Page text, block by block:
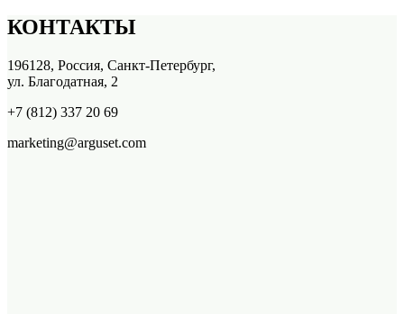
КОНТАКТЫ
196128, Россия, Санкт-Петербург,
ул. Благодатная, 2
+7 (812) 337 20 69
marketing@arguset.com